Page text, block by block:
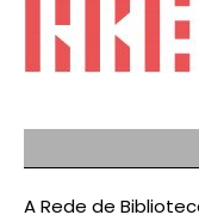
A Rede de